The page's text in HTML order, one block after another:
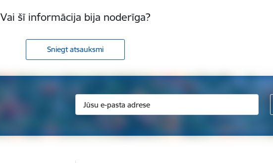
Vai šī informācija bija noderīga?
Sniegt atsauksmi